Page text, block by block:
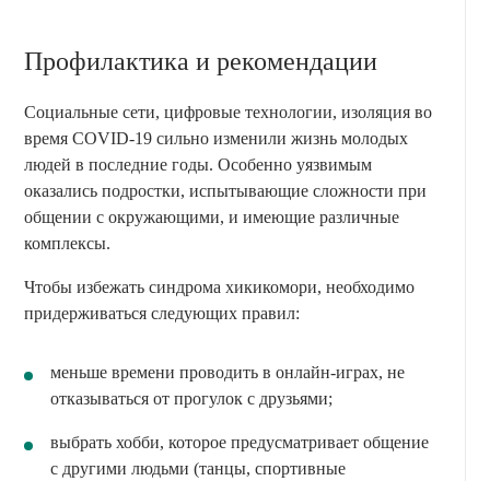
Профилактика и рекомендации
Социальные сети, цифровые технологии, изоляция во
время COVID-19 сильно изменили жизнь молодых
людей в последние годы. Особенно уязвимым
оказались подростки, испытывающие сложности при
общении с окружающими, и имеющие различные
комплексы.
Чтобы избежать синдрома хикикомори, необходимо
придерживаться следующих правил:
меньше времени проводить в онлайн-играх, не
отказываться от прогулок с друзьями;
выбрать хобби, которое предусматривает общение
с другими людьми (танцы, спортивные